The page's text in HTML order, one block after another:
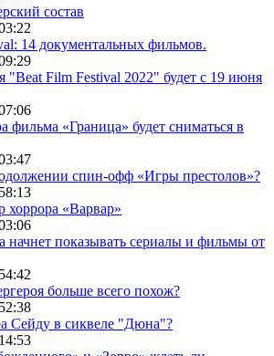
состав
14 документальных фильмов.
"Beat Film Festival 2022" будет с 19 июня
фильма «Граница» будет сниматься в
спин-офф «Игры престолов»?
хоррора «Варвар»
показывать сериалы и фильмы от
больше всего похож?
Сейду в сиквеле "Дюна"?